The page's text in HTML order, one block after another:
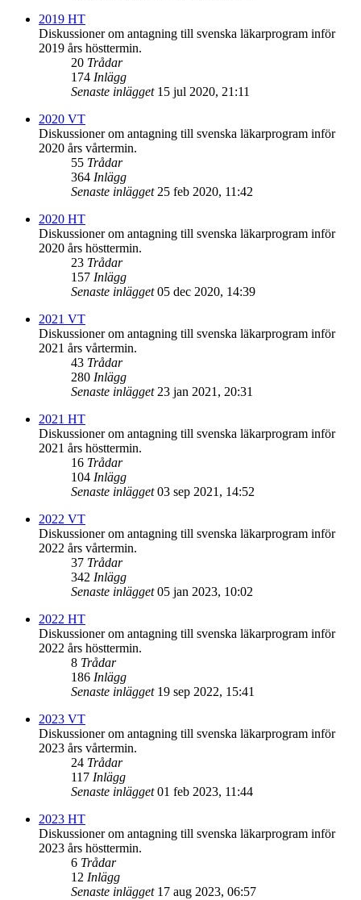
2019 HT
Diskussioner om antagning till svenska läkarprogram inför
2019 års hösttermin.
20 Trådar
174 Inlägg
Senaste inlägget 15 jul 2020, 21:11
2020 VT
Diskussioner om antagning till svenska läkarprogram inför
2020 års vårtermin.
55 Trådar
364 Inlägg
Senaste inlägget 25 feb 2020, 11:42
2020 HT
Diskussioner om antagning till svenska läkarprogram inför
2020 års hösttermin.
23 Trådar
157 Inlägg
Senaste inlägget 05 dec 2020, 14:39
2021 VT
Diskussioner om antagning till svenska läkarprogram inför
2021 års vårtermin.
43 Trådar
280 Inlägg
Senaste inlägget 23 jan 2021, 20:31
2021 HT
Diskussioner om antagning till svenska läkarprogram inför
2021 års hösttermin.
16 Trådar
104 Inlägg
Senaste inlägget 03 sep 2021, 14:52
2022 VT
Diskussioner om antagning till svenska läkarprogram inför
2022 års vårtermin.
37 Trådar
342 Inlägg
Senaste inlägget 05 jan 2023, 10:02
2022 HT
Diskussioner om antagning till svenska läkarprogram inför
2022 års hösttermin.
8 Trådar
186 Inlägg
Senaste inlägget 19 sep 2022, 15:41
2023 VT
Diskussioner om antagning till svenska läkarprogram inför
2023 års vårtermin.
24 Trådar
117 Inlägg
Senaste inlägget 01 feb 2023, 11:44
2023 HT
Diskussioner om antagning till svenska läkarprogram inför
2023 års hösttermin.
6 Trådar
12 Inlägg
Senaste inlägget 17 aug 2023, 06:57